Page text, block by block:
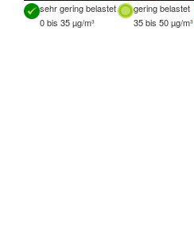
sehr gering belastet gering belastet
0 bis 35 µg/m³
35 bis 50 µg/m³